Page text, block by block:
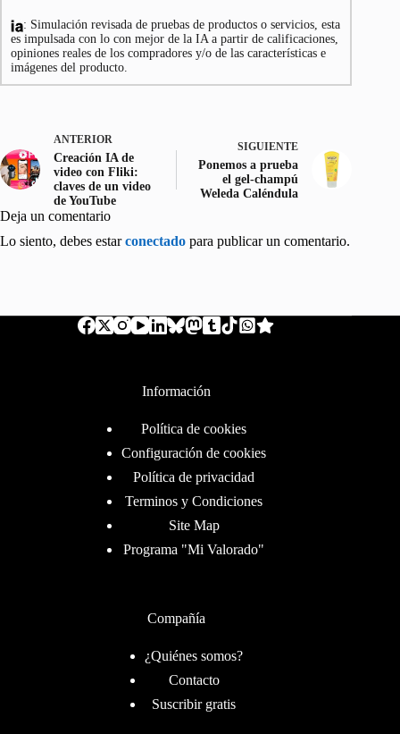
: Simulación revisada de pruebas de productos o servicios, esta
es impulsada con lo con mejor de la IA a partir de calificaciones,
opiniones reales de los compradores y/o de las características e
imágenes del producto.
ANTERIOR
Creación IA de
video con Fliki:
claves de un video
de YouTube
SIGUIENTE
Ponemos a prueba
el gel-champú
Weleda Caléndula
Deja un comentario
Lo siento, debes estarconectado para publicar un comentario.
Información
Política de cookies
Configuración de cookies
Política de privacidad
Terminos y Condiciones
Site Map
Programa "Mi Valorado"
Compañía
¿Quiénes somos?
Contacto
Suscribir gratis